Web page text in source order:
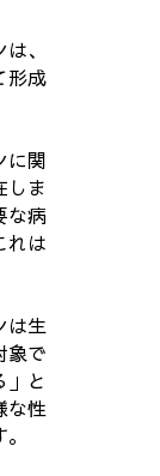
、
形成
に関
しま
な病
れは
は生
象で
」と
な性